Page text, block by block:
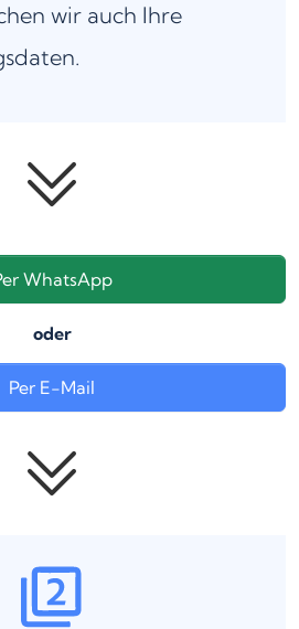
wir auch Ihre
WhatsApp
oder
Per E-Mail